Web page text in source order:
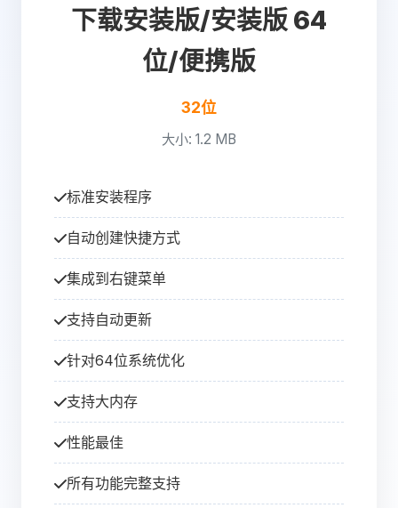
下载安装版/安装版 64
位/便携版
32位
大小: 1.2 MB
标准安装程序
自动创建快捷方式
集成到右键菜单
支持自动更新
针对64位系统优化
支持大内存
性能最佳
所有功能完整支持